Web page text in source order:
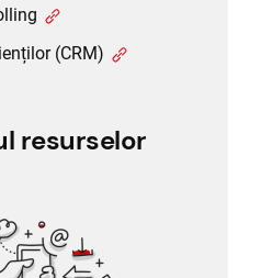
(CRM)
resurselor
resurselor
posturilor
și program de lucru